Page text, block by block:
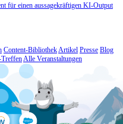
für einen aussagekräftigen KI-Output
Content-BibliothekArtikel Presse Blog
Alle Veranstaltungen